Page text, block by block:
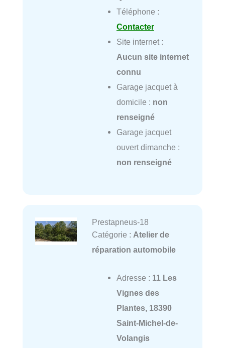
Téléphone :
Contacter
Site internet :
Aucun site internet
connu
Garage jacquet à
domicile : non
renseigné
Garage jacquet
ouvert dimanche :
non renseigné
Prestapneus-18
Catégorie : Atelier de
réparation automobile
Adresse : 11 Les
Vignes des
Plantes, 18390
Saint-Michel-de-
Volangis